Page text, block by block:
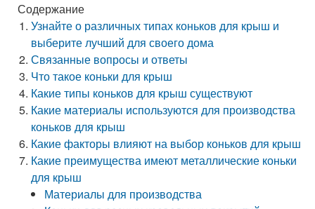
Содержание
Узнайте о различных типах коньков для крыш и
выберите лучший для своего дома
Связанные вопросы и ответы
Что такое коньки для крыш
Какие типы коньков для крыш существуют
Какие материалы используются для производства
коньков для крыш
Какие факторы влияют на выбор коньков для крыш
Какие преимущества имеют металлические коньки
для крыш
Материалы для производства